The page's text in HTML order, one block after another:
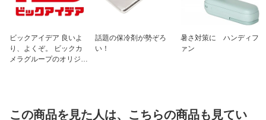
ビックアイデア 良いよ
り、よくぞ。 ビックカ
メラグループのオリジナ
話題の保冷剤が勢ぞろ
い！
暑さ対策に ハンディフ
ァン
この商品を見た人は、こちらの商品も見てい